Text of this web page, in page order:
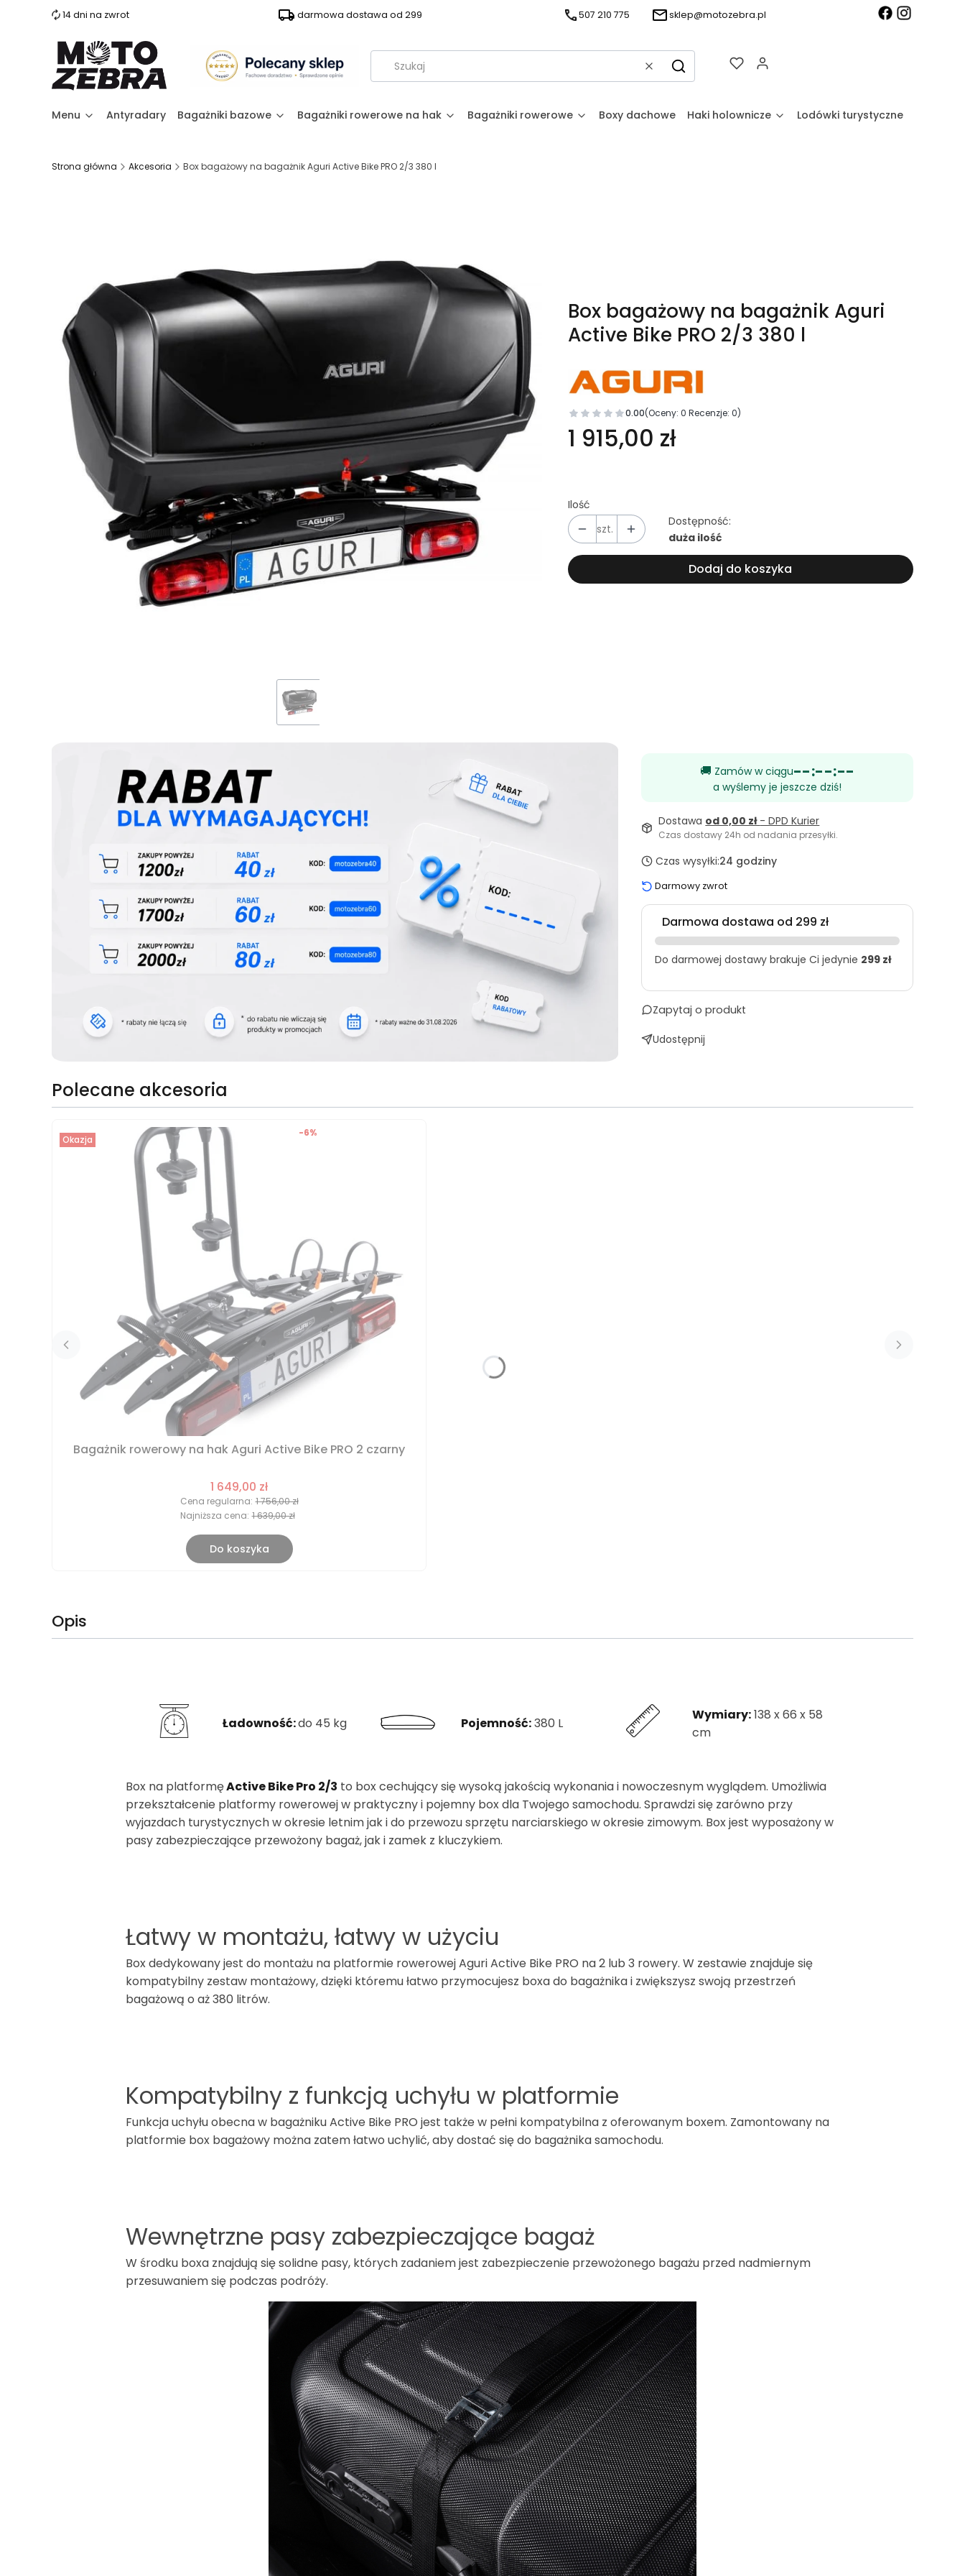
14 dni na zwrot darmowa dostawa od 299 507 210 775 sklep@motozebra.pl
WyczyśćSzukaj
Menu Antyradary Bagażniki bazowe Bagażniki rowerowe na hak Bagażniki rowerowe Boxy dachowe Haki holownicze Lodówki turystyczne
Strona główna Akcesoria Box bagażowy na bagażnik Aguri Active Bike PRO 2/3 380 l
Box bagażowy na bagażnik Aguri
Active Bike PRO 2/3 380 l
0.00(Oceny: 0 Recenzje: 0)
1 915,00 zł
Ilość
szt.
Dostępność:
duża ilość
Dodaj do koszyka
🚚 Zamów w ciągu--:--:--
a wyślemy je jeszcze dziś!
Dostawa od 0,00 zł - DPD Kurier
Czas dostawy 24h od nadania przesyłki.
Czas wysyłki:24 godziny
Darmowy zwrot
Darmowa dostawa od 299 zł
Do darmowej dostawy brakuje Ci jedynie 299 zł
Zapytaj o produkt
Udostępnij
Polecane akcesoria
Okazja
Bagażnik rowerowy na hak Aguri Active Bike PRO 2 czarny
1 649,00 zł
Cena regularna: 1 756,00 zł
-6%
Najniższa cena: 1 639,00 zł
Do koszyka
Opis
Ładowność:do 45 kg Pojemność:380 L
Wymiary:138 x 66 x 58
cm
Box na platformęActive Bike Pro 2/3 to box cechujący się wysoką jakością wykonania i nowoczesnym wyglądem. Umożliwia
przekształcenie platformy rowerowej w praktyczny i pojemny box dla Twojego samochodu. Sprawdzi się zarówno przy
wyjazdach turystycznych w okresie letnim jak i do przewozu sprzętu narciarskiego w okresie zimowym. Box jest wyposażony w
pasy zabezpieczające przewożony bagaż, jak i zamek z kluczykiem.
Łatwy w montażu, łatwy w użyciu
Box dedykowany jest do montażu na platformie rowerowej Aguri Active Bike PRO na 2 lub 3 rowery. W zestawie znajduje się
kompatybilny zestaw montażowy, dzięki któremu łatwo przymocujesz boxa do bagażnika i zwiększysz swoją przestrzeń
bagażową o aż 380 litrów.
Kompatybilny z funkcją uchyłu w platformie
Funkcja uchyłu obecna w bagażniku Active Bike PRO jest także w pełni kompatybilna z oferowanym boxem. Zamontowany na
platformie box bagażowy można zatem łatwo uchylić, aby dostać się do bagażnika samochodu.
Wewnętrzne pasy zabezpieczające bagaż
W środku boxa znajdują się solidne pasy, których zadaniem jest zabezpieczenie przewożonego bagażu przed nadmiernym
przesuwaniem się podczas podróży.